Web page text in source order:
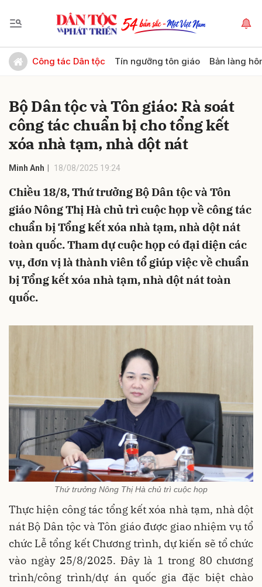
Công tác Dân tộc Tín ngưỡng tôn giáo Bản làng
Bộ Dân tộc và Tôn giáo: Rà soát
công tác chuẩn bị cho tổng kết
xóa nhà tạm, nhà dột nát
Minh Anh 18/08/2025 19:24
Chiều 18/8, Thứ trưởng Bộ Dân tộc và Tôn
giáo Nông Thị Hà chủ trì cuộc họp về công tác
chuẩn bị Tổng kết xóa nhà tạm, nhà dột nát
toàn quốc. Tham dự cuộc họp có đại diện các
vụ, đơn vị là thành viên tổ giúp việc về chuẩn
bị Tổng kết xóa nhà tạm, nhà dột nát toàn
quốc.
Thứ trưởng Nông Thị Hà chủ trì cuộc họp
Thực hiện công tác tổng kết xóa nhà tạm, nhà dột
nát Bộ Dân tộc và Tôn giáo được giao nhiệm vụ tổ
chức Lễ tổng kết Chương trình, dự kiến sẽ tổ chức
vào ngày 25/8/2025. Đây là 1 trong 80 chương
trình/công trình/dự án quốc gia đặc biệt chào
Gửi bình luận